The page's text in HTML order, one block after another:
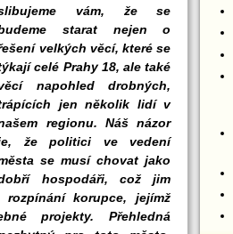
vám, že se
starat nejen o
velkých věcí, které se
celé Prahy 18, ale také
napohled drobných,
jen několik lidí v
regionu. Náš názor
že politici ve vedení
se musí chovat jako
hospodáři, což jim
korupce, jejímž
projekty. Přehledná